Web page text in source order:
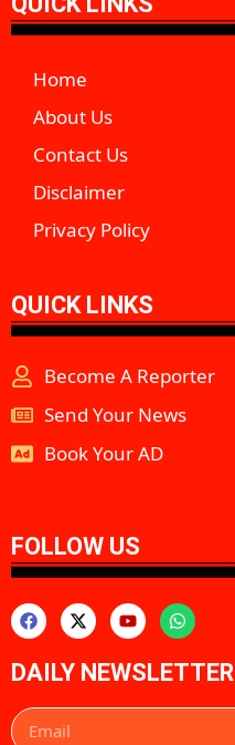
Home
About Us
Contact Us
Disclaimer
Privacy Policy
QUICK LINKS
Become A Reporter
Send Your News
Book Your AD
FOLLOW US
DAILY NEWSLETTER